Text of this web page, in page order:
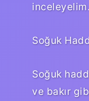
Soğuk
Soğuk
ve bakır